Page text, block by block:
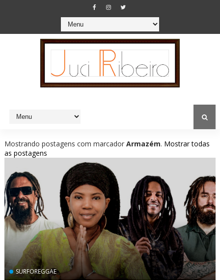
Mostrando postagens com marcador Armazém. Mostrar todas
as postagens
SURFOREGGAE